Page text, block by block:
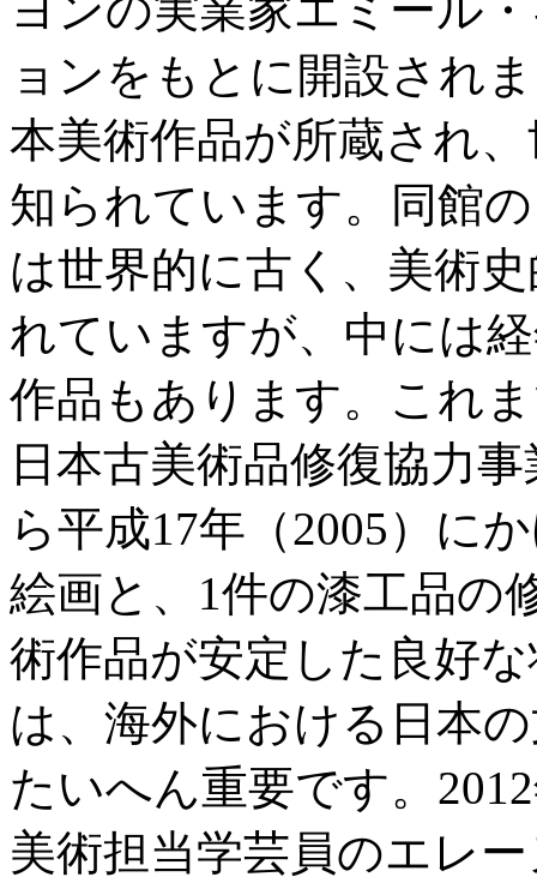
ヨンの実業家エミール
ョンをもとに開設され
本美術作品が所蔵され
知られています。同館
は世界的に古く、美術
れていますが、中には
作品もあります。これ
日本古美術品修復協力
ら平成17年（2005）に
絵画と、1件の漆工品の
術作品が安定した良好
は、海外における日本
たいへん重要です。
美術担当学芸員のエレ